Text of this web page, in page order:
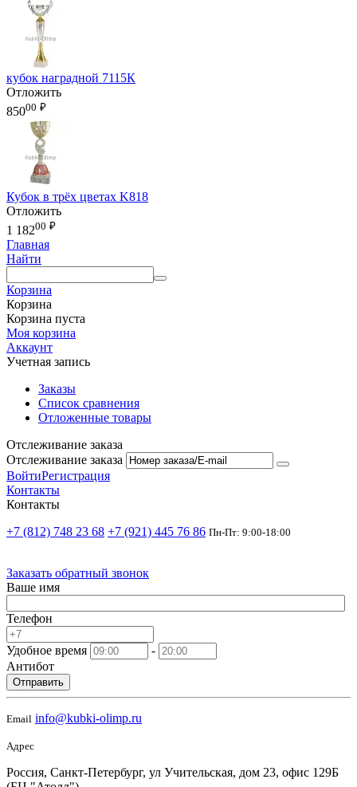
кубок наградной 7115К
Отложить
85000 ₽
Кубок в трёх цветах K818
Отложить
1 18200 ₽
Главная
Найти
Корзина
Корзина
Корзина пуста
Моя корзина
Аккаунт
Учетная запись
Заказы
Список сравнения
Отложенные товары
Отслеживание заказа
Отслеживание заказа
ВойтиРегистрация
Контакты
Контакты
+7 (812) 748 23 68 +7 (921) 445 76 86 Пн-Пт: 9:00-18:00
Заказать обратный звонок
Ваше имя
Телефон
Удобное время
-
Антибот
Отправить
Email info@kubki-olimp.ru
Адрес
Россия, Санкт-Петербург, ул Учительская, дом 23, офис 129Б